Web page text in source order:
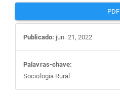
PDF
Publicado: jun. 21, 2022
Palavras-chave:
Sociologia Rural